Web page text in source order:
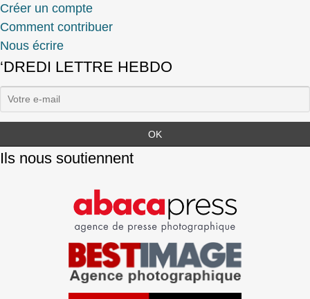
Créer un compte
Comment contribuer
Nous écrire
‘DREDI LETTRE HEBDO
Ils nous soutiennent